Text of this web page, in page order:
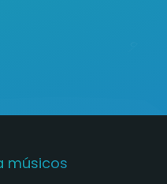
músicos